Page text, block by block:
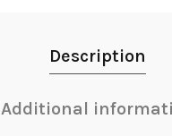
Description
Additional